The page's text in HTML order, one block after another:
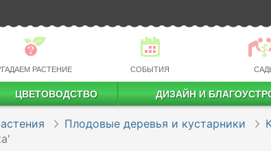
РАСТЕНИЕ СОБЫТИЯ
ЦВЕТОВОДСТВО ДИЗАЙН И
Плодовые деревья и кустарники